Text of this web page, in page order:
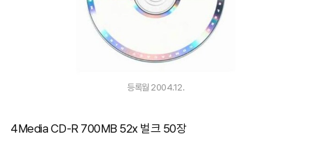
등록월 2004.12.
4Media CD-R 700MB 52x 벌크 50장